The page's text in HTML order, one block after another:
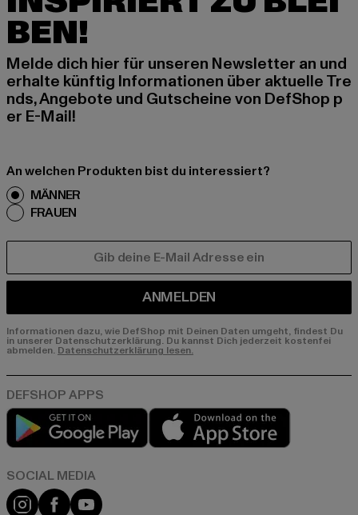
BEN!
Melde dich hier für unseren Newsletter an und
erhalte künftig Informationen über aktuelle Tre
nds, Angebote und Gutscheine von DefShop p
er E-Mail!
An welchen Produkten bist du interessiert?
MÄNNER
FRAUEN
ANMELDEN
Informationen dazu, wie DefShop mit Deinen Daten umgeht, findest Du
in unserer Datenschutzerklärung. Du kannst Dich jederzeit kostenfei
abmelden. Datenschutzerklärung lesen.
Play market
Instagram
FacebookYouTube